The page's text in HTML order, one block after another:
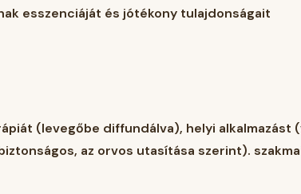
esszenciáját és jótékony tulajdonságait
(levegőbe diffundálva), helyi alkalmazást
az orvos utasítása szerint).